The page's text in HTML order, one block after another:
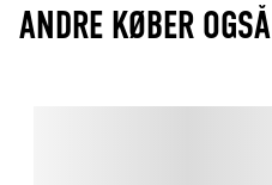
ANDRE KØBER OGSÅ